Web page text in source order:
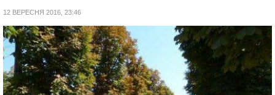
12 ВЕРЕСНЯ 2016, 23:46